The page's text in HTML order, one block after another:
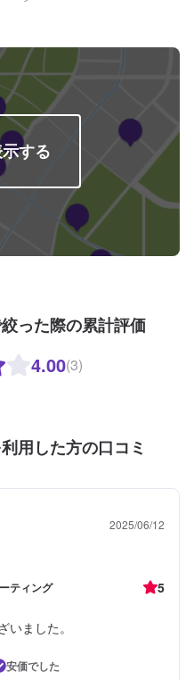
する
った際の累計評価
4.00(3)
用した方の口コミ
2025/06/12
ティング 5
ました。
安価でした